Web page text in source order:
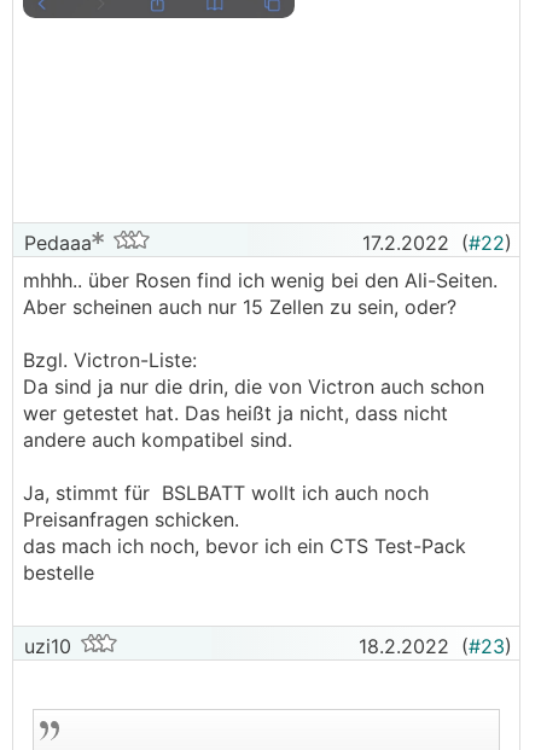
Pedaaa 17.2.2022 (#22)
mhhh.. über Rosen find ich wenig bei den Ali-Seiten.
Aber scheinen auch nur 15 Zellen zu sein, oder?
Bzgl. Victron-Liste:
Da sind ja nur die drin, die von Victron auch schon
wer getestet hat. Das heißt ja nicht, dass nicht
andere auch kompatibel sind.
Ja, stimmt für BSLBATT wollt ich auch noch
Preisanfragen schicken.
das mach ich noch, bevor ich ein CTS Test-Pack
bestelle
uzi10 18.2.2022 (#23)